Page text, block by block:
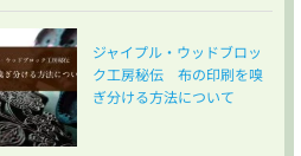
ジャイプル・ウッドブロッ
ク工房秘伝 布の印刷を嗅
ぎ分ける方法について